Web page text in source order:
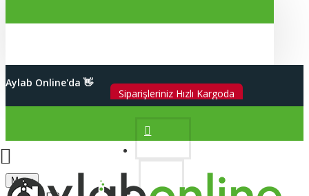
Aylab Online'da 👋 2000 TL Üzeri Kargo Bedava
Siparişleriniz Hızlı Kargoda
Üye Ol
Menu